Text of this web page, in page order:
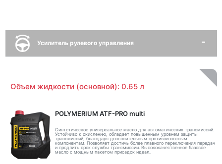
Усилитель рулевого управления
Объем жидкости (основной): 0.65 л
POLYMERIUM ATF-PRO multi
Синтетическое универсальное масло для автоматических трансмиссий.
Устойчиво к окислению, обладает повышенным уровнем защиты
трансмиссий, благодаря дополнительным противоизносным
компонентам. Позволяет достичь более плавного переключения передач
и продлить срок службы трансмиссии. Высококачественное базовое
масло с мощным пакетом присадок идеал..